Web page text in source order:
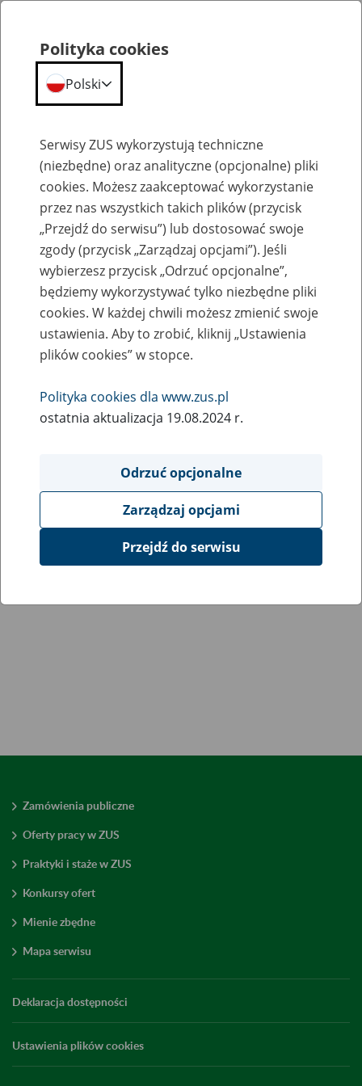
Przepraszamy,
podana strona nie została znaleziona.
Błąd 404
Przejdź do strony głównej
Zamówienia publiczne
Oferty pracy w ZUS
Praktyki i staże w ZUS
Konkursy ofert
Mienie zbędne
Mapa serwisu
Deklaracja dostępności
Ustawienia plików cookies
Polityka cookies
Polski
Serwisy ZUS wykorzystują techniczne
(niezbędne) oraz analityczne (opcjonalne) pliki
cookies. Możesz zaakceptować wykorzystanie
przez nas wszystkich takich plików (przycisk
„Przejdź do serwisu”) lub dostosować swoje
zgody (przycisk „Zarządzaj opcjami”). Jeśli
wybierzesz przycisk „Odrzuć opcjonalne”,
będziemy wykorzystywać tylko niezbędne pliki
cookies. W każdej chwili możesz zmienić swoje
ustawienia. Aby to zrobić, kliknij „Ustawienia
plików cookies” w stopce.
Polityka cookies dla www.zus.pl
ostatnia aktualizacja 19.08.2024 r.
Odrzuć opcjonalne
Zarządzaj opcjami
Przejdź do serwisu